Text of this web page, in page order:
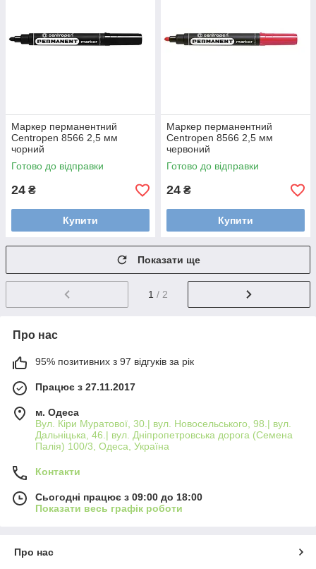
Маркер перманентний
Centropen 8566 2,5 мм
чорний
Готово до відправки
24 ₴
Купити
Маркер перманентний
Centropen 8566 2,5 мм
червоний
Готово до відправки
24 ₴
Купити
Показати ще
1 / 2
Про нас
95% позитивних з 97 відгуків за рік
Працює з 27.11.2017
м. Одеса
Вул. Кіри Муратової, 30.| вул. Новосельського, 98.| вул.
Дальніцька, 46.| вул. Дніпропетровська дорога (Семена
Палія) 100/3, Одеса, Україна
Контакти
Сьогодні працює з 09:00 до 18:00
Показати весь графік роботи
Про нас